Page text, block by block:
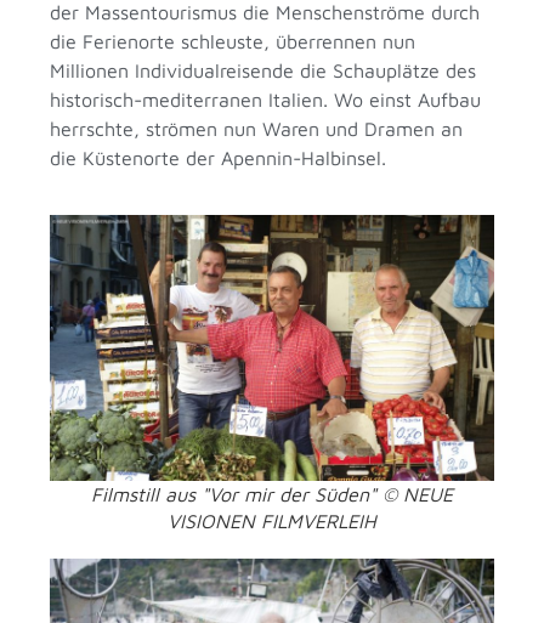
der Massentourismus die Menschenströme durch
die Ferienorte schleuste, überrennen nun
Millionen Individualreisende die Schauplätze des
historisch-mediterranen Italien. Wo einst Aufbau
herrschte, strömen nun Waren und Dramen an
die Küstenorte der Apennin-Halbinsel.
Filmstill aus "Vor mir der Süden" © NEUE
VISIONEN FILMVERLEIH